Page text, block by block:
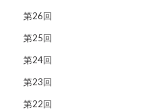
第26回
第25回
第24回
第23回
第22回